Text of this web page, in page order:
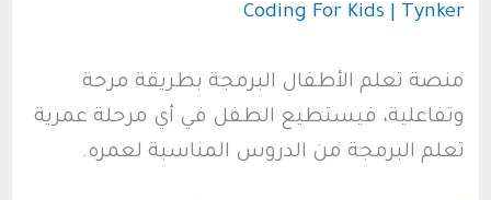
Coding For Kids | Tynker
منصة تعلم الأطفال البرمجة بطريقة مرحة
وتفاعلية، فيستطيع الطفل في أي مرحلة عمرية
تعلم البرمجة من الدروس المناسبة لعمره.